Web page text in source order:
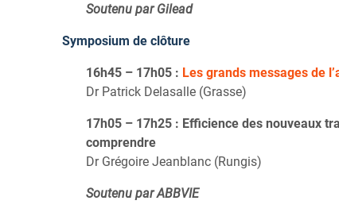
Soutenu par Gilead
Symposium de clôture
16h45 – 17h05 : Les grands messages de
Dr Patrick Delasalle (Grasse)
17h05 – 17h25 : Efficience des nouveaux
comprendre
Dr Grégoire Jeanblanc (Rungis)
Soutenu par ABBVIE